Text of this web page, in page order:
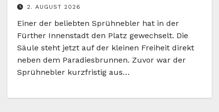
2. AUGUST 2026
Einer der beliebten Sprühnebler hat in der
Fürther Innenstadt den Platz gewechselt. Die
Säule steht jetzt auf der kleinen Freiheit direkt
neben dem Paradiesbrunnen. Zuvor war der
Sprühnebler kurzfristig aus…